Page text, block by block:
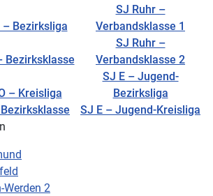
– Bezirksliga
SJ Ruhr –
Verbandsklasse 1
Bezirksklasse
SJ Ruhr –
Verbandsklasse 2
– Kreisliga
SJ E – Jugend-
Bezirksliga
SJ E – Jugend-Kreisliga
Werden 2